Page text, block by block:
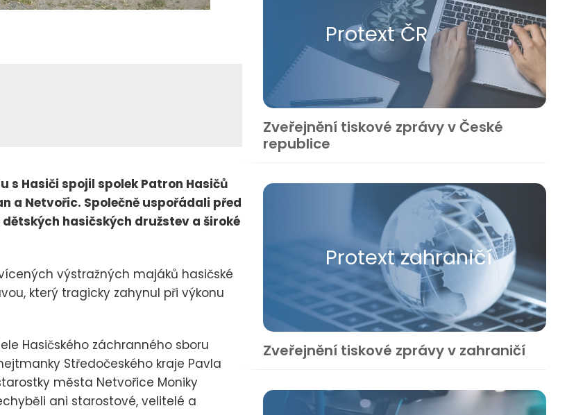
s Hasiči spojil spolek Patron Hasičů
a Netvořic. Společně uspořádali před
hasičských družstev a široké
výstražných majáků hasičské
který tragicky zahynul při výkonu
Hasičského záchranného sboru
Středočeského kraje Pavla
města Netvořice Moniky
ani starostové, velitelé a
Protext ČR
Zveřejnění tiskové zprávy v České
republice
Protext zahraničí
Zveřejnění tiskové zprávy v zahraničí